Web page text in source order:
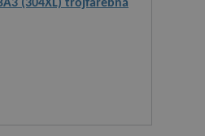
(304XL) trojfarebná